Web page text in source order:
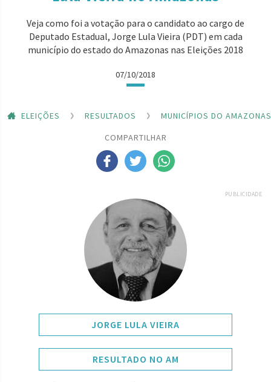
Veja como foi a votação para o candidato ao cargo de
Deputado Estadual, Jorge Lula Vieira (PDT) em cada
município do estado do Amazonas nas Eleições 2018
07/10/2018
ELEIÇÕES RESULTADOS
MUNICÍPIOS DO AMAZONAS
COMPARTILHAR
PUBLICIDADE
JORGE LULA VIEIRA
RESULTADO NO AM